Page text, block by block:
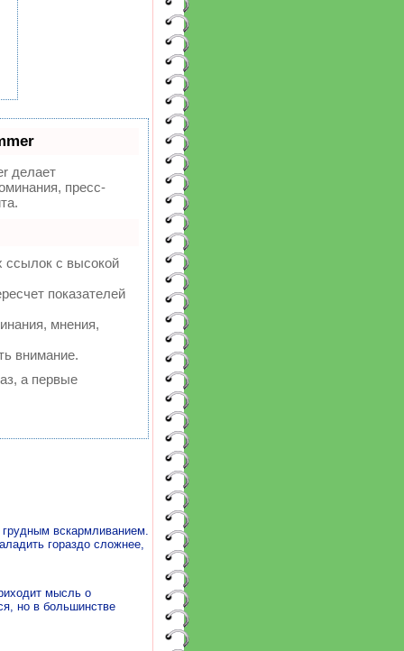
делает
пресс-
ссылок с высокой
показателей
мнения,
внимание.
а первые
вскармливанием.
гораздо сложнее,
мысль о
но в большинстве